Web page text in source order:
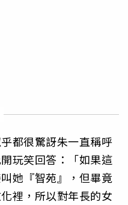
都很驚訝朱一直稱呼
玩笑回答：「如果這
她『智苑』，但畢竟
裡，所以對年長的女